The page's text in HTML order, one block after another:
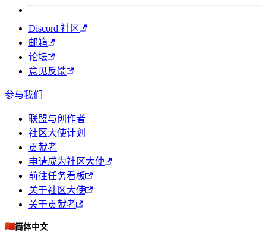
Discord 社区
邮箱
论坛
意见反馈
参与我们
联盟与创作者
社区大使计划
贡献者
申请成为社区大使
前往任务看板
关于社区大使
关于贡献者
🇨🇳简体中文